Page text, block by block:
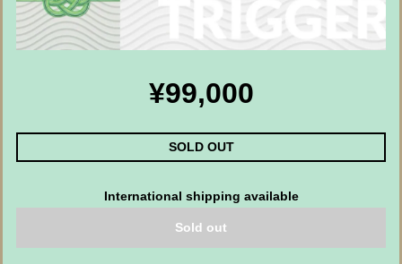
¥99,000
SOLD OUT
International shipping available
Sold out